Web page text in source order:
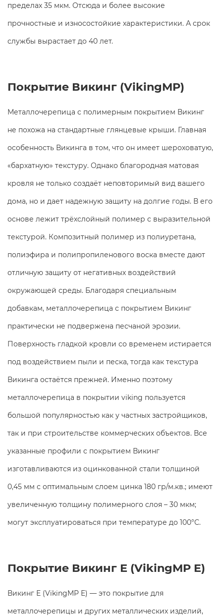
пределах 35 мкм. Отсюда и более высокие
прочностные и износостойкие характеристики. А срок
службы вырастает до 40 лет.
Покрытие Викинг (VikingMP)
Металлочерепица с полимерным покрытием Викинг
не похожа на стандартные глянцевые крыши. Главная
особенность Викинга в том, что он имеет шероховатую,
«бархатную» текстуру. Однако благородная матовая
кровля не только создаёт неповторимый вид вашего
дома, но и дает надежную защиту на долгие годы. В его
основе лежит трёхслойный полимер с выразительной
текстурой. Композитный полимер из полиуретана,
полиэфира и полипропиленового воска вместе дают
отличную защиту от негативных воздействий
окружающей среды. Благодаря специальным
добавкам, металлочерепица с покрытием Викинг
практически не подвержена песчаной эрозии.
Поверхность гладкой кровли со временем истирается
под воздействием пыли и песка, тогда как текстура
Викинга остаётся прежней. Именно поэтому
металлочерепица в покрытии viking пользуется
большой популярностью как у частных застройщиков,
так и при строительстве коммерческих объектов. Все
указанные профили с покрытием Викинг
изготавливаются из оцинкованной стали толщиной
0,45 мм с оптимальным слоем цинка 180 гр/м.кв.; имеют
увеличенную толщину полимерного слоя – 30 мкм;
могут эксплуатироваться при температуре до 100°С.
Покрытие Викинг Е (VikingMP E)
Викинг Е (VikingMP E) — это покрытие для
металлочерепицы и других металлических изделий,